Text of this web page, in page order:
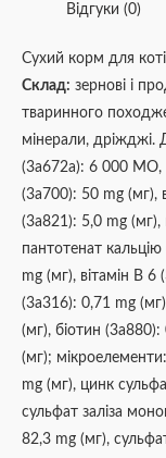
Відгуки (0)
Сухий корм для
Склад: зернові і
тваринного
мінерали,
(3a672a): 6 000 МО,
(3a700): 50 mg (мг),
(3a821): 5,0 mg (мг),
пантотенат
mg (мг), вітамін В 6
(3a316): 0,71 mg
(мг), біотин
(мг);
mg (мг), цинк
сульфат заліза
82,3 mg (мг),